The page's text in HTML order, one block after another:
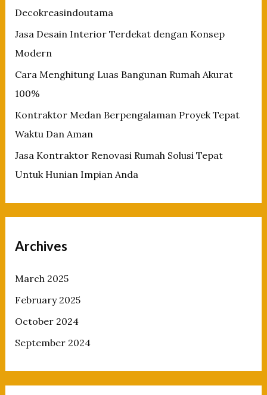
o
r
:
Decokreasindoutama
Jasa Desain Interior Terdekat dengan Konsep
Modern
Cara Menghitung Luas Bangunan Rumah Akurat
100%
Kontraktor Medan Berpengalaman Proyek Tepat
Waktu Dan Aman
Jasa Kontraktor Renovasi Rumah Solusi Tepat
Untuk Hunian Impian Anda
Archives
March 2025
February 2025
October 2024
September 2024